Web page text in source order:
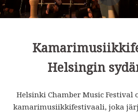
Helsingin
Helsinki Chamber Music
kamarimusiikkifestivaali, joka